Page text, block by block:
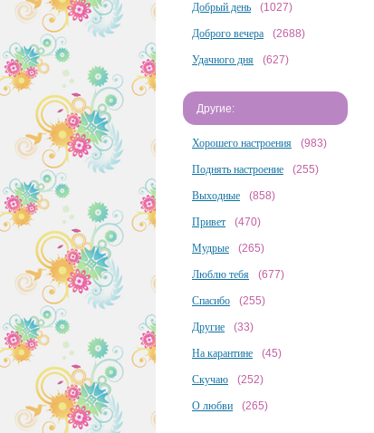
Добрый день (1027)
Доброго вечера (2688)
Удачного дня (627)
Другие:
Хорошего настроения (983)
Поднять настроение (255)
Выходные (858)
Привет (470)
Мудрые (265)
Люблю тебя (677)
Спасибо (255)
Другие (33)
На карантине (45)
Скучаю (252)
О любви (265)